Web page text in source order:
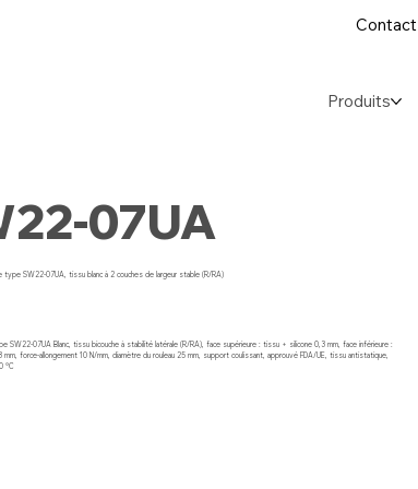
Contact
Produits
07UA
type SW22-07UA, tissu blanc à 2 couches de largeur stable (R/RA)
SW22-07UA Blanc, tissu bicouche à stabilité latérale (R/RA), face supérieure : tissu + silicone 0,3 mm, face inférieure :
mm, force-allongement 10 N/mm, diamètre du rouleau 25 mm, support coulissant, approuvé FDA/UE, tissu antistatique,
°C